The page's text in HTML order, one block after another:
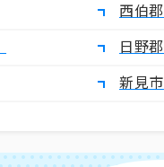
西伯
日野
新見市